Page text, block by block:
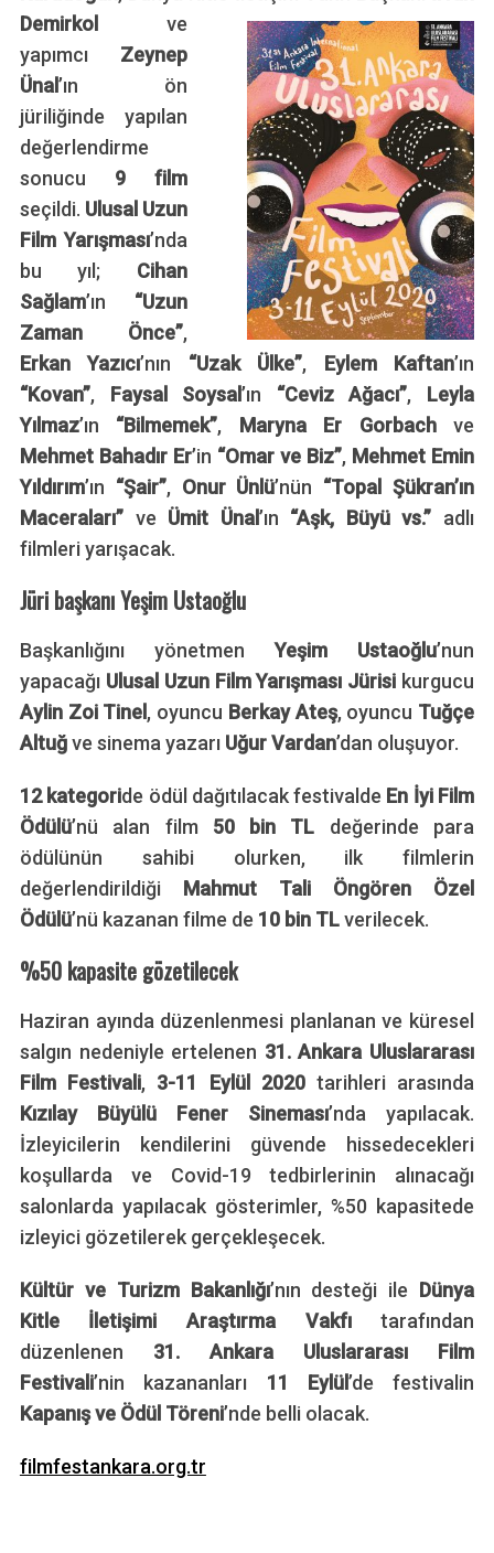
Demirkol ve
yapımcı Zeynep
Ünal’ın ön
jüriliğinde yapılan
değerlendirme
sonucu 9 film
seçildi. Ulusal Uzun
Film Yarışması’nda
bu yıl; Cihan
Sağlam’ın “Uzun
Zaman Önce”,
Erkan Yazıcı’nın “Uzak Ülke”, Eylem Kaftan’ın
“Kovan”, Faysal Soysal’ın “Ceviz Ağacı”, Leyla
Yılmaz’ın “Bilmemek”, Maryna Er Gorbachve
Mehmet Bahadır Er’in “Omar ve Biz”, Mehmet Emin
Yıldırım’ın “Şair”, Onur Ünlü’nün “Topal Şükran’ın
Maceraları”ve Ümit Ünal’ın “Aşk, Büyü vs.” adlı
filmleri yarışacak.
Jüri başkanı Yeşim Ustaoğlu
Başkanlığını yönetmenYeşim Ustaoğlu’nun
yapacağı Ulusal Uzun Film Yarışması Jürisi kurgucu
Aylin Zoi Tinel , oyuncu Berkay Ateş, oyuncu Tuğçe
Altuğve sinema yazarı Uğur Vardan’dan oluşuyor.
12 kategoride ödül dağıtılacak festivalde En İyi Film
Ödülü’nü alan film 50 bin TL değerinde para
ödülünün sahibi olurken, ilk filmlerin
değerlendirildiği Mahmut Tali Öngören Özel
Ödülü’nü kazanan filme de 10 bin TLverilecek.
%50 kapasite gözetilecek
Haziran ayında düzenlenmesi planlanan ve küresel
salgın nedeniyle ertelenen 31. Ankara Uluslararası
Film Festivali, 3-11 Eylül 2020tarihleri arasında
Kızılay Büyülü Fener Sineması’nda yapılacak.
İzleyicilerin kendilerini güvende hissedecekleri
koşullarda ve Covid-19 tedbirlerinin alınacağı
salonlarda yapılacak gösterimler, %50 kapasitede
izleyici gözetilerek gerçekleşecek.
Kültür ve Turizm Bakanlığı’nın desteği ile Dünya
Kitle İletişimi Araştırma Vakfıtarafından
düzenlenen 31. Ankara Uluslararası Film
Festivali’nin kazananları 11 Eylül’de festivalin
Kapanış ve Ödül Töreni’nde belli olacak.
filmfestankara.org.tr